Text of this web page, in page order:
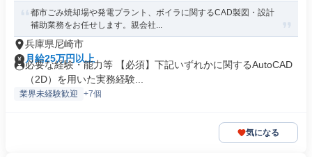
都市ごみ焼却場や発電プラント、ボイラに関するCAD製図・設計
補助業務をお任せします。親会社...
兵庫県尼崎市
月給25万円以上
必要な経験・能力等 【必須】下記いずれかに関するAutoCAD
（2D）を用いた実務経験...
業界未経験歓迎 +7個
気になる